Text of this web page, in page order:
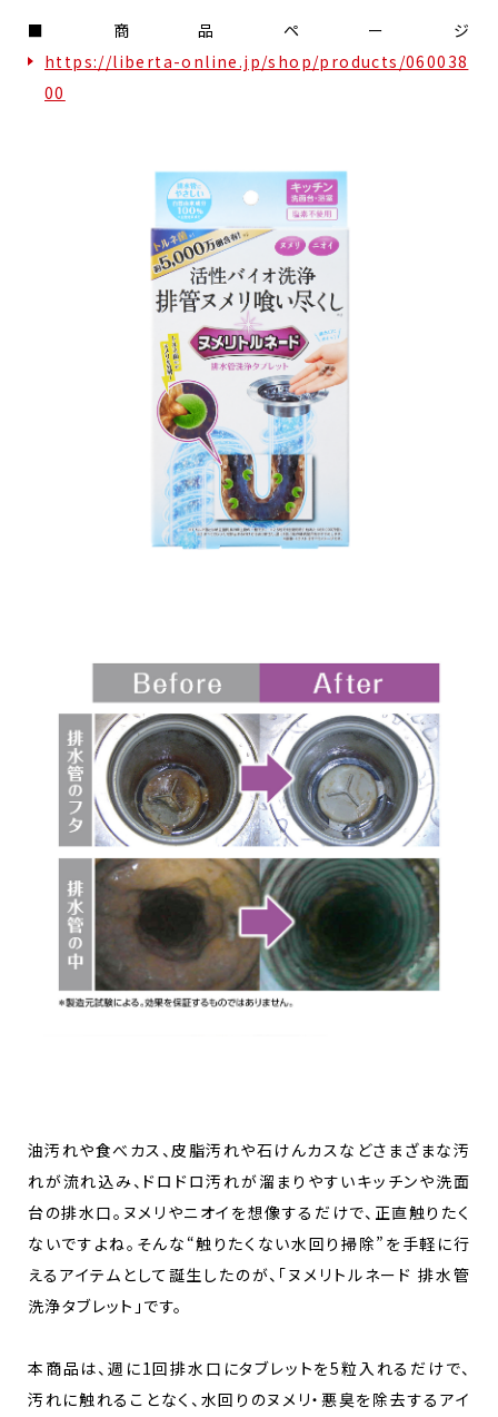
■商品ページ
https://liberta-online.jp/shop/products/060038
00
油汚れや食べカス、皮脂汚れや石けんカスなどさまざまな汚
れが流れ込み、ドロドロ汚れが溜まりやすいキッチンや洗面
台の排水口。ヌメリやニオイを想像するだけで、正直触りたく
ないですよね。そんな“触りたくない水回り掃除”を手軽に行
えるアイテムとして誕生したのが、「ヌメリトルネード 排水管
洗浄タブレット」です。
本商品は、週に1回排水口にタブレットを5粒入れるだけで、
汚れに触れることなく、水回りのヌメリ・悪臭を除去するアイ